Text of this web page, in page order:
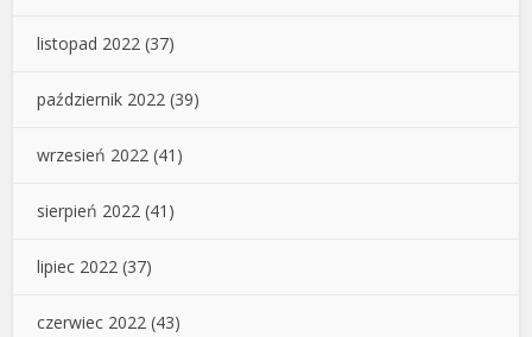
listopad 2022 (37)
październik 2022 (39)
wrzesień 2022 (41)
sierpień 2022 (41)
lipiec 2022 (37)
czerwiec 2022 (43)